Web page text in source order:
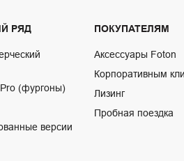
РЯД
(фургоны)
версии
ПОКУПАТЕЛЯМ
Аксессуары Foton
Корпоративным
Лизинг
Пробная поездка